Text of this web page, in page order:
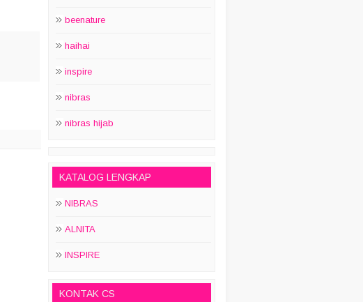
beenature
haihai
inspire
nibras
nibras hijab
KATALOG LENGKAP
NIBRAS
ALNITA
INSPIRE
KONTAK CS